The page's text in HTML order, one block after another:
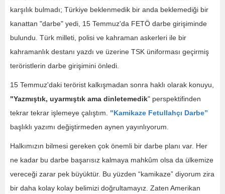
karşılık bulmadı; Türkiye beklenmedik bir anda beklemediği bir
kanattan "darbe" yedi, 15 Temmuz'da FETÖ darbe girişiminde
bulundu. Türk milleti, polisi ve kahraman askerleri ile bir
kahramanlık destanı yazdı ve üzerine TSK üniforması geçirmiş
teröristlerin darbe girişimini önledi.
15 Temmuz'daki terörist kalkışmadan sonra haklı olarak konuyu,
"Yazmıştık, uyarmıştık ama dinletemedik" perspektifinden
tekrar tekrar işlemeye çalıştım.
"Kamikaze Fetullahçı Darbe”
başlıklı yazımı değiştirmeden aynen yayınlıyorum.
Halkımızın bilmesi gereken çok önemli bir darbe planı var. Her
ne kadar bu darbe başarısız kalmaya mahkûm olsa da ülkemize
vereceği zarar pek büyüktür. Bu yüzden “kamikaze” diyorum zira
bir daha kolay kolay belimizi doğrultamayız. Zaten Amerikan